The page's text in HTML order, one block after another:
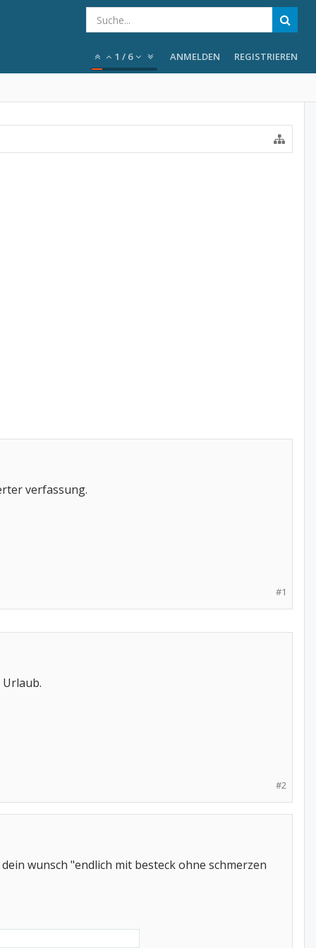
1 / 6 ANMELDEN REGISTRIEREN
verfassung.
#1
#2
wunsch "endlich mit besteck ohne schmerzen